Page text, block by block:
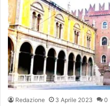
Redazione 3 Aprile 2023 0